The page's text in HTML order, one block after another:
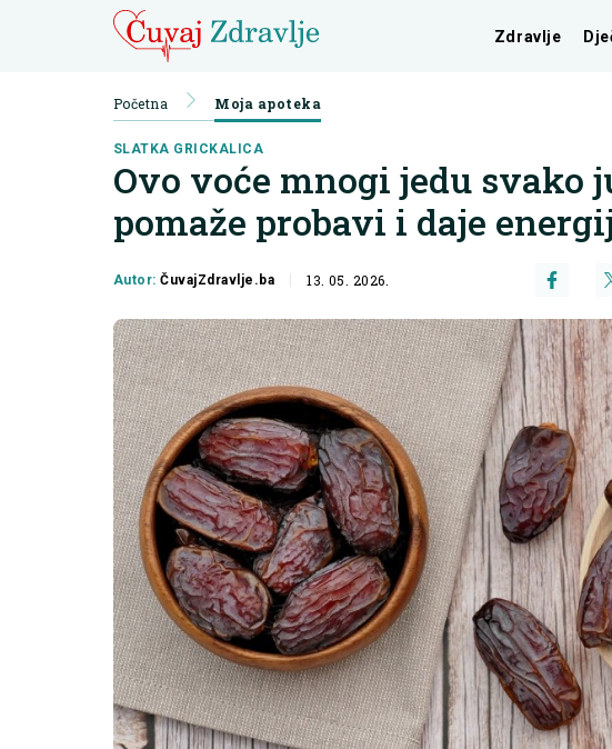
Zdravlje
Početna Moja apoteka
SLATKA GRICKALICA
Ovo voće mnogi jedu svako
pomaže probavi i daje
Autor:ČuvajZdravlje.ba 13. 05. 2026.